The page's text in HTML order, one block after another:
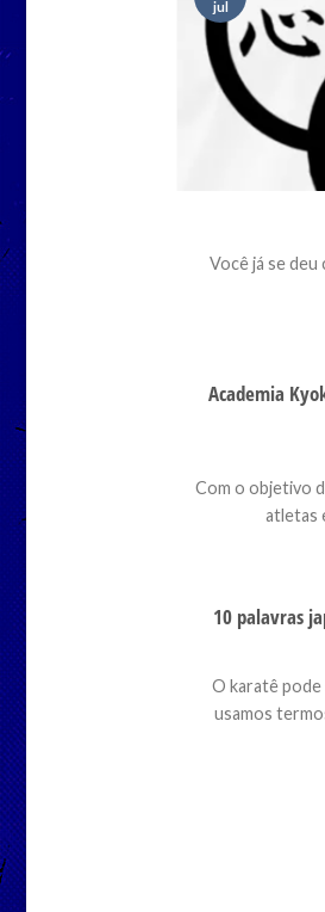
Você já se deu
jul
Academia
Com o objetivo
atletas
10 palavras
O karatê pode
usamos